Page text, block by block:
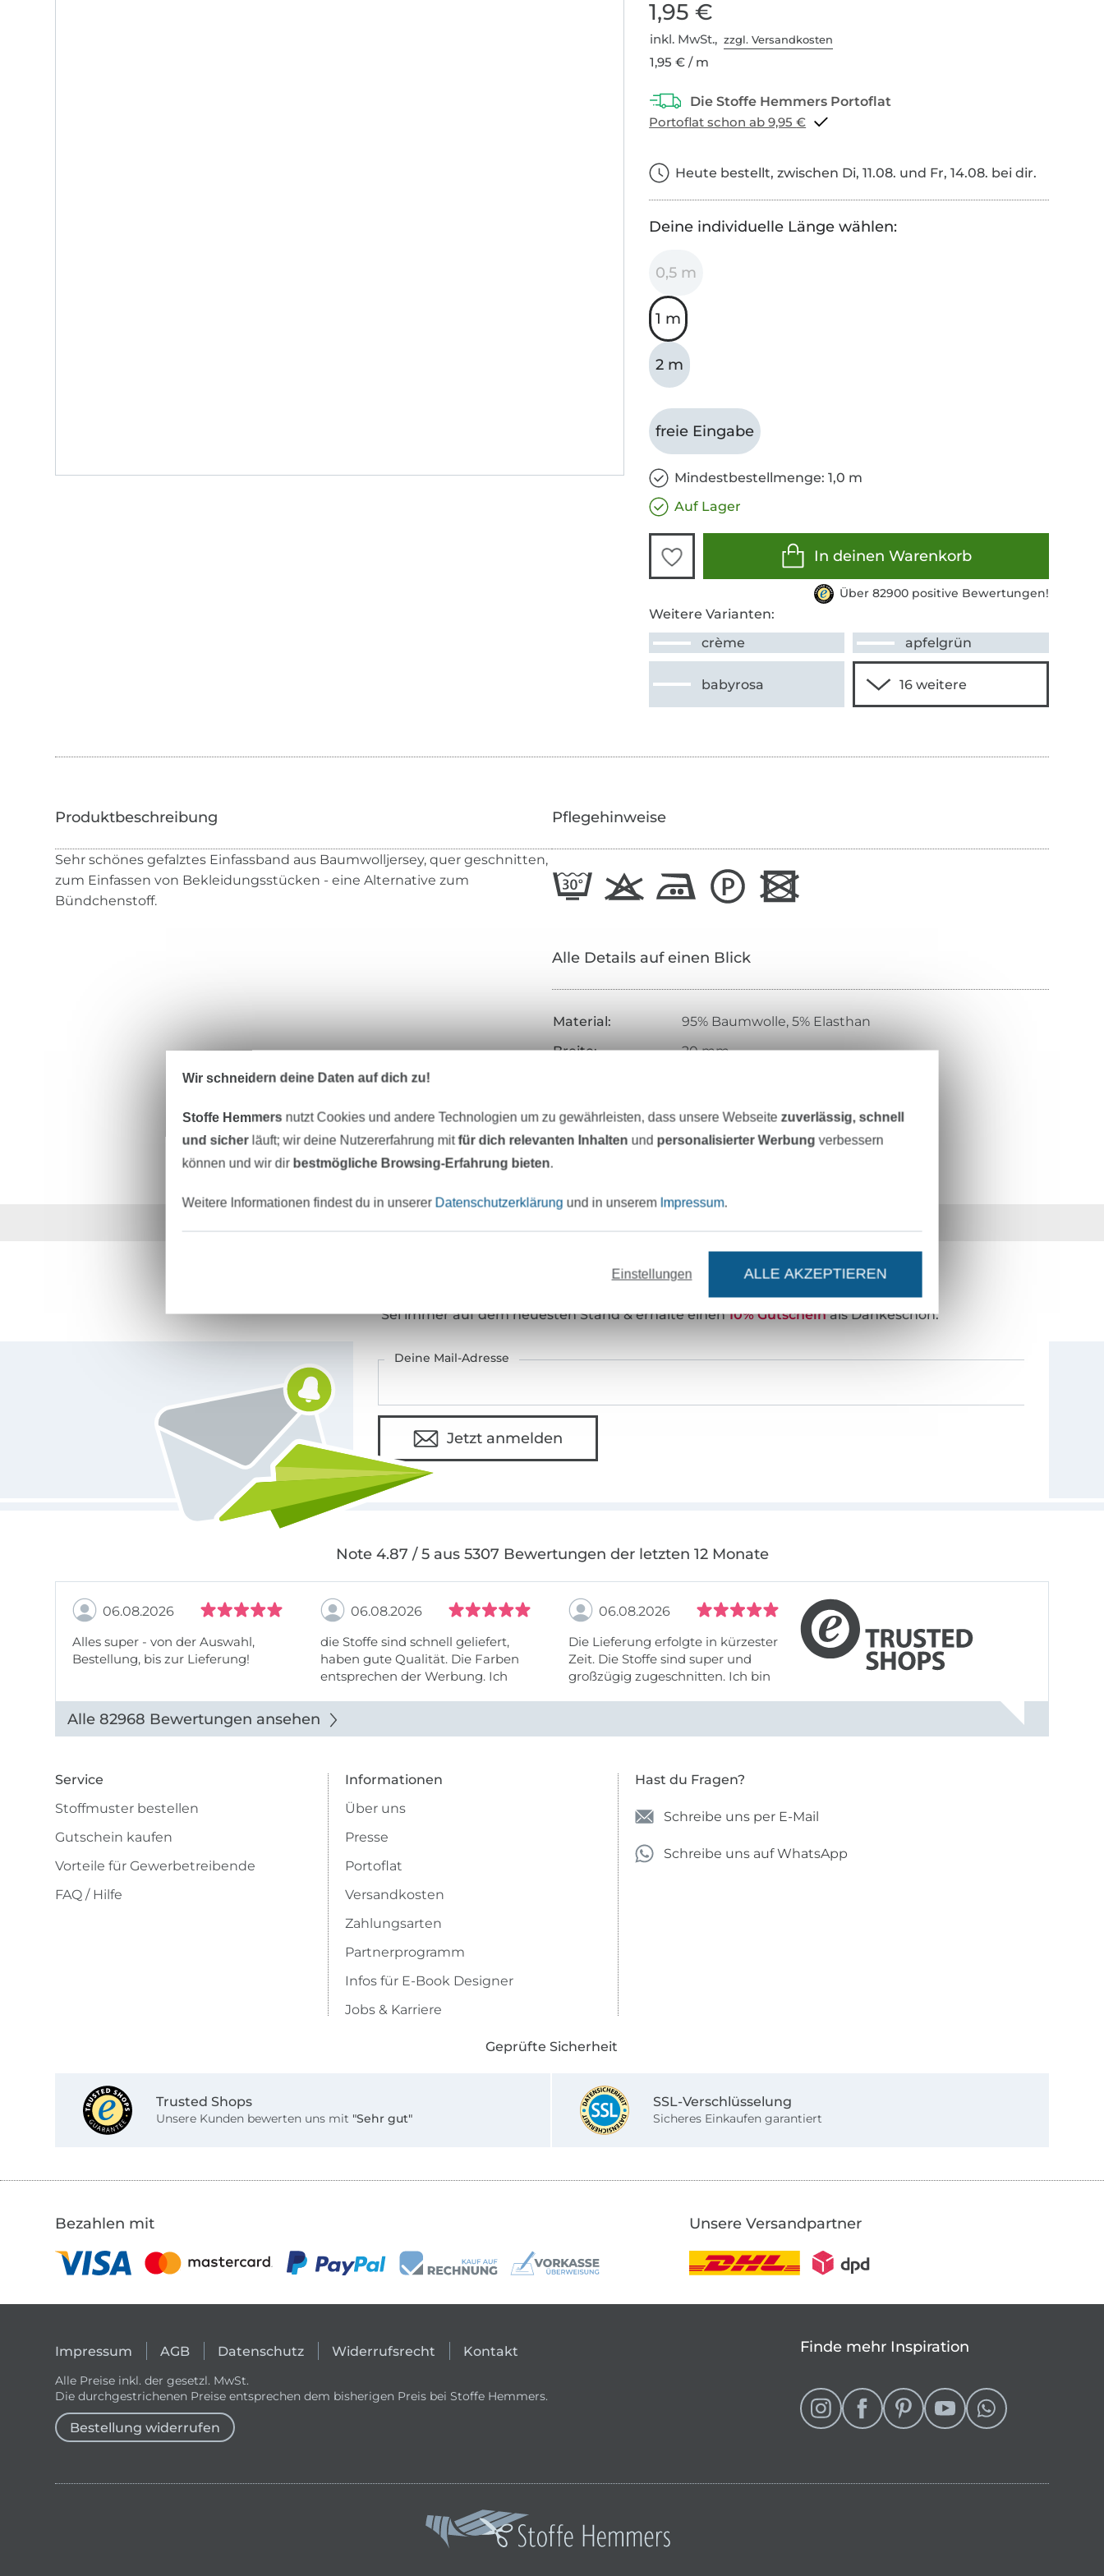
1,95 €
inkl. MwSt.,zzgl. Versandkosten
1,95 € / m
Portoflat schon ab 9,95 €
Heute bestellt, zwischen Di, 11.08. und Fr, 14.08. bei dir.
Deine individuelle Länge wählen:
0,5 m
1 m
2 m
freie Eingabe
Mindestbestellmenge: 1,0 m
Auf Lager
In deinen Warenkorb
Über 82900 positive Bewertungen!
Weitere Varianten:
crème
apfelgrün
babyrosa
Sehr schönes gefalztes Einfassband aus Baumwolljersey, quer geschnitten,
zum Einfassen von Bekleidungsstücken - eine Alternative zum
Bündchenstoff.
Pflegehinweise
Alle Details auf einen Blick
Material:
95% Baumwolle, 5% Elasthan
Breite:
20 mm
Art.Nr.:
42739
Hersteller-Kontaktdaten
MÖCHTEST DU IMMER AUF DEM NEUESTEN STAND SEIN?
Sei immer auf dem neuesten Stand & erhalte einen10% Gutscheinals Dankeschön.
Deine Mail-Adresse
Jetzt anmelden
Note 4.87 / 5 aus 5307 Bewertungen der letzten 12 Monate
06.08.2026
Alles super - von der Auswahl,
Bestellung, bis zur Lieferung!
06.08.2026
die Stoffe sind schnell geliefert,
haben gute Qualität. Die Farben
entsprechen der Werbung. Ich
auch die Firma empfehlen.
06.08.2026
Die Lieferung erfolgte in kürzester
Zeit. Die Stoffe sind super und
großzügig zugeschnitten. Ich bin
Alle 82968 Bewertungen ansehen
Service
Stoffmuster bestellen
Gutschein kaufen
Vorteile für Gewerbetreibende
FAQ / Hilfe
Informationen
Über uns
Presse
Portoflat
Versandkosten
Zahlungsarten
Partnerprogramm
Infos für E-Book Designer
Jobs & Karriere
Hast du Fragen?
Schreibe uns per E-Mail
Schreibe uns auf WhatsApp
Geprüfte Sicherheit
Trusted Shops
Unsere Kunden bewerten uns mit "Sehr gut"
SSL-Verschlüsselung
Sicheres Einkaufen garantiert
Bezahlen mit Unsere Versandpartner
Impressum AGB Datenschutz Widerrufsrecht Kontakt
Alle Preise inkl. der gesetzl. MwSt.
Die durchgestrichenen Preise entsprechen dem bisherigen Preis bei Stoffe Hemmers.
Bestellung widerrufen
Finde mehr Inspiration
Wir schneidern deine Daten auf dich zu!
Stoffe Hemmers nutzt Cookies und andere Technologien um zu gewährleisten, dass unsere Webseite zuverlässig, schnell
und sicherläuft; wir deine Nutzererfahrung mitfür dich relevanten Inhalten und personalisierter Werbung verbessern
können und wir dir bestmögliche Browsing-Erfahrung bieten.
Weitere Informationen findest du in unserer Datenschutzerklärung und in unserem Impressum.
Einstellungen ALLE AKZEPTIEREN